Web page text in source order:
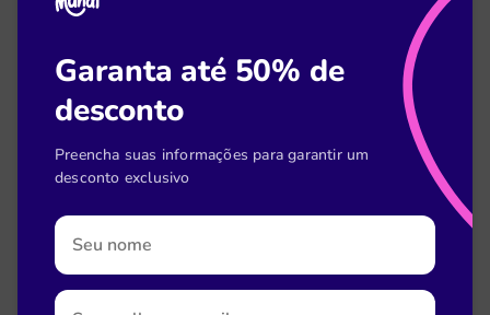
Garanta até 50% de
desconto
Preencha suas informações para garantir um
desconto exclusivo
Ana Júlia
Aprovada em Direito na UNB
O Tutor foi excepcional no processo
árduo que resultou na minha aprovação. A
grande empatia. Sou grata por cada aprendizado